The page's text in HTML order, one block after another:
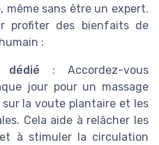
sans être un expert.
profiter des bienfaits de
:
: Accordez-vous
jour pour un massage
la voute plantaire et les
Cela aide à relâcher les
à stimuler la circulation